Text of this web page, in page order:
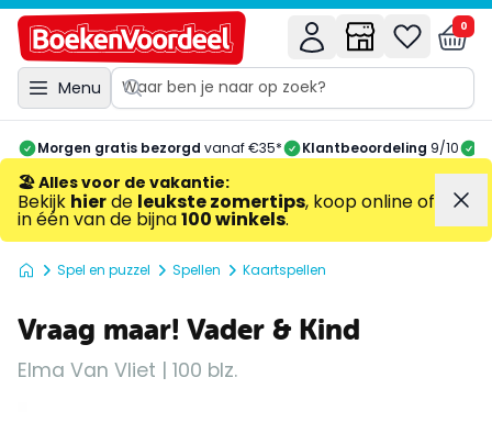
Menu
0
Morgen gratis bezorgd vanaf €35* Klantbeoordeling 9/10
🏖️ Alles voor de vakantie:
Bekijk hierde leukste zomertips, koop online of
in één van de bijna100 winkels.
Spel en puzzel Spellen Kaartspellen
Vraag maar! Vader & Kind
Elma Van Vliet | 100 blz.